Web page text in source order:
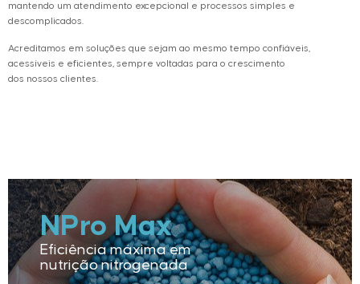
mantendo um atendimento excepcional e processos simples e
descomplicados.
Acreditamos em soluções que sejam ao mesmo tempo confiáveis,
acessíveis e eficientes, sempre voltadas para o crescimento
dos nossos clientes.
NPro Max
Eficiência máxima em
nutrição nitrogenada